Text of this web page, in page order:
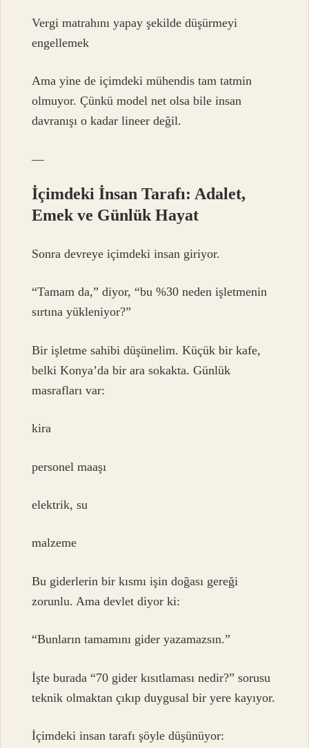
Vergi matrahını yapay şekilde düşürmeyi
engellemek
Ama yine de içimdeki mühendis tam tatmin
olmuyor. Çünkü model net olsa bile insan
davranışı o kadar lineer değil.
—
İçimdeki İnsan Tarafı: Adalet,
Emek ve Günlük Hayat
Sonra devreye içimdeki insan giriyor.
“Tamam da,” diyor, “bu %30 neden işletmenin
sırtına yükleniyor?”
Bir işletme sahibi düşünelim. Küçük bir kafe,
belki Konya’da bir ara sokakta. Günlük
masrafları var:
kira
personel maaşı
elektrik, su
malzeme
Bu giderlerin bir kısmı işin doğası gereği
zorunlu. Ama devlet diyor ki:
“Bunların tamamını gider yazamazsın.”
İşte burada “70 gider kısıtlaması nedir?” sorusu
teknik olmaktan çıkıp duygusal bir yere kayıyor.
İçimdeki insan tarafı şöyle düşünüyor: